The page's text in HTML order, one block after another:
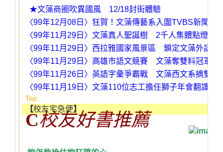
★文藻商圈吹異國風 12/18封街體驗
〈99年12月08 日〉 狂賀！文藻傳藝系入圍TVBS新聞獎
〈99年11月 29 日〉文藻真人聖誕樹 2千人集體點燈
〈99年11月 29 日〉 西拉雅國家風景區
鎖定文藻外語人
〈99年11月 29 日〉 高雄市語文競賽
文藻奪雙料冠軍
〈99年11月 26 日〉英語字彙爭霸戰
文藻西文系摘雙冠
〈99年11月 19 日〉文藻110位志工擔任獅子年會翻譯
Top
【校友宅急便】
C校友好書推薦